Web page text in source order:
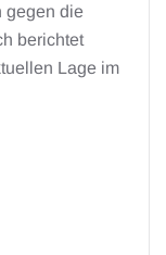
gegen die
berichtet
Lage im